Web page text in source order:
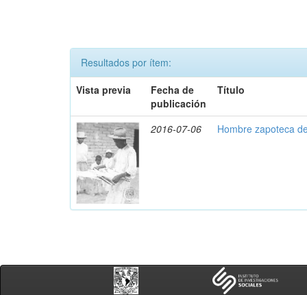
Resultados por ítem:
Vista previa
Fecha de
publicación
Título
2016-07-06 Hombre zapoteca